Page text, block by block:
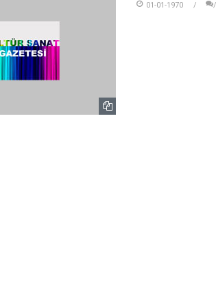
01-01-1970